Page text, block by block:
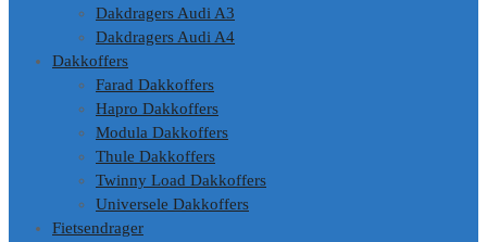
Dakdragers Audi A3
Dakdragers Audi A4
Dakkoffers
Farad Dakkoffers
Hapro Dakkoffers
Modula Dakkoffers
Thule Dakkoffers
Twinny Load Dakkoffers
Universele Dakkoffers
Fietsendrager